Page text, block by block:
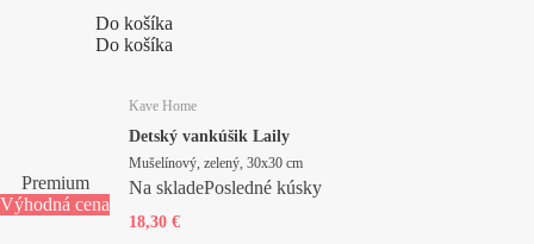
Do košíka
Do košíka
Premium
Výhodná cena
Kave Home
Detský vankúšik Laily
Mušelínový, zelený, 30x30 cm
Na skladePosledné kúsky
18,30 €